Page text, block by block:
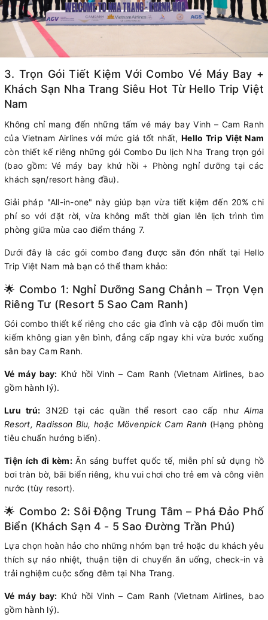
3. Trọn Gói Tiết Kiệm Với Combo Vé Máy Bay +
Khách Sạn Nha Trang Siêu Hot Từ Hello Trip Việt
Nam
Không chỉ mang đến những tấm vé máy bay Vinh – Cam Ranh
của Vietnam Airlines với mức giá tốt nhất,Hello Trip Việt Nam
còn thiết kế riêng những gói Combo Du lịch Nha Trang trọn gói
(bao gồm: Vé máy bay khứ hồi + Phòng nghỉ dưỡng tại các
khách sạn/resort hàng đầu).
Giải pháp "All-in-one" này giúp bạn vừa tiết kiệm đến 20% chi
phí so với đặt rời, vừa không mất thời gian lên lịch trình tìm
phòng giữa mùa cao điểm tháng 7.
Dưới đây là các gói combo đang được săn đón nhất tại Hello
Trip Việt Nam mà bạn có thể tham khảo:
🌟 Combo 1: Nghỉ Dưỡng Sang Chảnh – Trọn Vẹn
Riêng Tư (Resort 5 Sao Cam Ranh)
Gói combo thiết kế riêng cho các gia đình và cặp đôi muốn tìm
kiếm không gian yên bình, đẳng cấp ngay khi vừa bước xuống
sân bay Cam Ranh.
Vé máy bay: Khứ hồi Vinh – Cam Ranh (Vietnam Airlines, bao
gồm hành lý).
Lưu trú: 3N2Đ tại các quần thể resort cao cấp nhưAlma
Resort, Radisson Blu, hoặc Mövenpick Cam Ranh (Hạng phòng
tiêu chuẩn hướng biển).
Tiện ích đi kèm:Ăn sáng buffet quốc tế, miễn phí sử dụng hồ
bơi tràn bờ, bãi biển riêng, khu vui chơi cho trẻ em và công viên
nước (tùy resort).
🌟 Combo 2: Sôi Động Trung Tâm – Phá Đảo Phố
Biển (Khách Sạn 4 - 5 Sao Đường Trần Phú)
Lựa chọn hoàn hảo cho những nhóm bạn trẻ hoặc du khách yêu
thích sự náo nhiệt, thuận tiện di chuyển ăn uống, check-in và
trải nghiệm cuộc sống đêm tại Nha Trang.
Vé máy bay: Khứ hồi Vinh – Cam Ranh (Vietnam Airlines, bao
gồm hành lý).